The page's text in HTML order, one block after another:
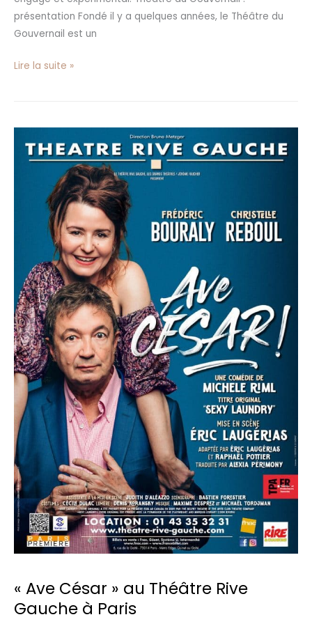
présentation Fondé il y a quelques années, le Théâtre du
Gouvernail est un
Lire la suite »
« Ave César » au Théâtre Rive
Gauche à Paris
«
Ave
César
Théâtre
Paris